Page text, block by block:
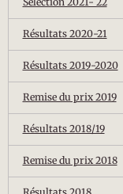
Résultats 2020-21
Résultats 2019-2020
Remise du prix 2019
Résultats 2018/19
Remise du prix 2018